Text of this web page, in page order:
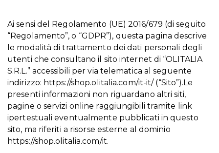
Ai sensi del Regolamento (UE) 2016/679 (di seguito
“Regolamento”, o “GDPR”), questa pagina descrive
le modalità di trattamento dei dati personali degli
utenti che consultano il sito internet di “OLITALIA
S.R.L.” accessibili per via telematica al seguente
indirizzo: https://shop.olitalia.com/it-it/ (“Sito”).Le
presenti informazioni non riguardano altri siti,
pagine o servizi online raggiungibili tramite link
ipertestuali eventualmente pubblicati in questo
sito, ma riferiti a risorse esterne al dominio
https://shop.olitalia.com/it.